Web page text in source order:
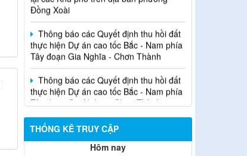
Thông báo các Quyết định thu hồi đất
thực hiện Dự án cao tốc Bắc - Nam phía
Tây đoạn Gia Nghĩa - Chơn Thành
Thông báo các Quyết định thu hồi đất
thực hiện Dự án cao tốc Bắc - Nam phía
Tây đoạn Gia Nghĩa - Chơn Thành
THỐNG KÊ TRUY CẬP
Hôm nay